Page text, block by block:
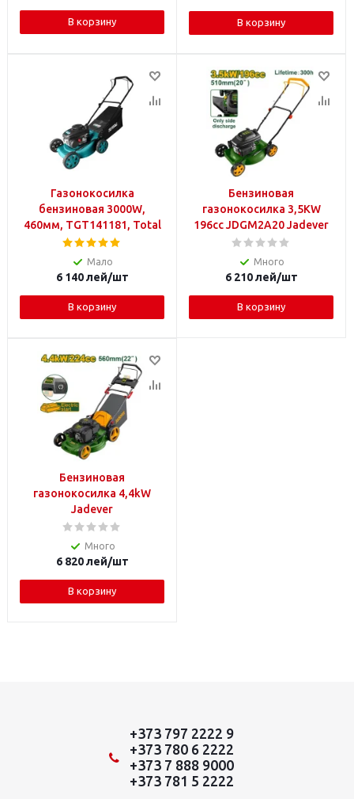
В корзину В корзину
Газонокосилка
бензиновая 3000W,
460мм, TGT141181, Total
Мало
6 140лей/шт
В корзину
Бензиновая
газонокосилка 3,5KW
196cc JDGM2A20 Jadever
Много
6 210лей/шт
В корзину
Бензиновая
газонокосилка 4,4kW
Jadever
Много
6 820лей/шт
В корзину
+373 797 2222 9
+373 780 6 2222
+373 7 888 9000
+373 781 5 2222